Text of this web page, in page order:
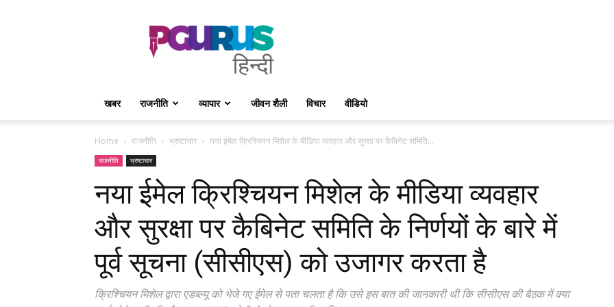
PGurus
Hindi
खबर राजनीति व्यापार जीवन शैली विचार वीडियो
Home राजनीति भ्रष्टाचार नया ईमेल क्रिश्चियन मिशेल के मीडिया व्यवहार और सुरक्षा पर कैबिनेट समिति...
राजनीति भ्रष्टाचार
नया ईमेल क्रिश्चियन मिशेल के मीडिया व्यवहार
और सुरक्षा पर कैबिनेट समिति के निर्णयों के बारे में
पूर्व सूचना (सीसीएस) को उजागर करता है
क्रिश्चियन मिशेल द्वारा एडब्ल्यू को भेजे गए ईमेल से पता चलता है कि उसे इस बात की जानकारी थी कि सीसीएस की बैठक में क्या